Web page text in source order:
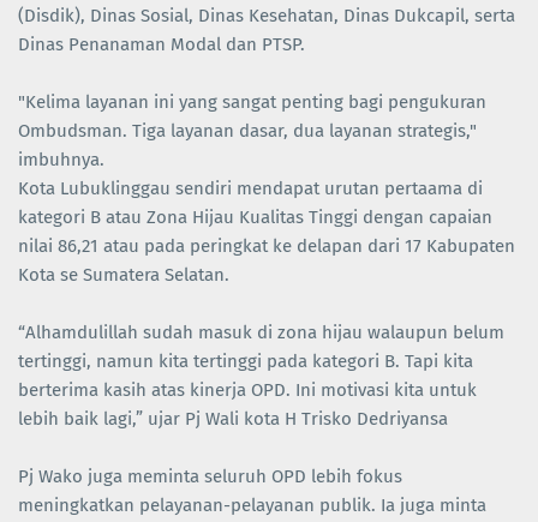
(Disdik), Dinas Sosial, Dinas Kesehatan, Dinas Dukcapil, serta
Dinas Penanaman Modal dan PTSP.
"Kelima layanan ini yang sangat penting bagi pengukuran
Ombudsman. Tiga layanan dasar, dua layanan strategis,"
imbuhnya.
Kota Lubuklinggau sendiri mendapat urutan pertaama di
kategori B atau Zona Hijau Kualitas Tinggi dengan capaian
nilai 86,21 atau pada peringkat ke delapan dari 17 Kabupaten
Kota se Sumatera Selatan.
“Alhamdulillah sudah masuk di zona hijau walaupun belum
tertinggi, namun kita tertinggi pada kategori B. Tapi kita
berterima kasih atas kinerja OPD. Ini motivasi kita untuk
lebih baik lagi,” ujar Pj Wali kota H Trisko Dedriyansa
Pj Wako juga meminta seluruh OPD lebih fokus
meningkatkan pelayanan-pelayanan publik. Ia juga minta